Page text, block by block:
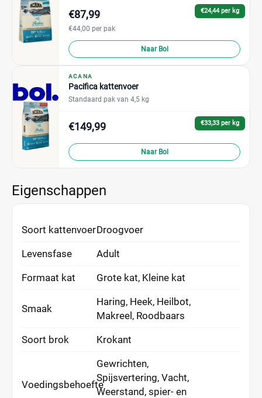
€24,44 per kg
€87,99
€44,00 per pak
Naar Bol
ACANA
Pacifica kattenvoer
Standaard pak van 4,5 kg
€33,33 per kg
€149,99
Naar Bol
Eigenschappen
Soort kattenvoerDroogvoer
Levensfase Adult
Formaat kat Grote kat, Kleine kat
Smaak
Haring, Heek, Heilbot,
Makreel, Roodbaars
Soort brok Krokant
Voedingsbehoefte
Gewrichten,
Spijsvertering, Vacht,
Weerstand, spier- en